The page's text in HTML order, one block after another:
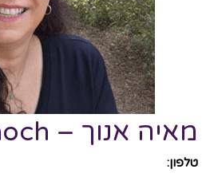
מאיה אנוך – Maya Enoch
טלפון: